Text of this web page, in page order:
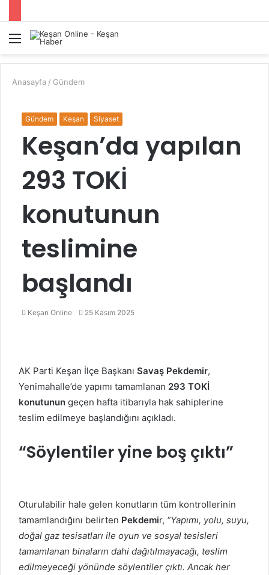
Menü
Anasayfa / Gündem
Gündem Keşan Siyaset
Keşan’da yapılan
293 TOKİ
konutunun
teslimine
başlandı
Keşan Online
Bir 25 Kasım 2025
AK Parti Keşan İlçe Başkanı Savaş Pekdemir,
Yenimahalle’de yapımı tamamlanan 293 TOKİ
konutunun geçen hafta itibarıyla hak sahiplerine
teslim edilmeye başlandığını açıkladı.
“Söylentiler yine boş çıktı”
Oturulabilir hale gelen konutların tüm kontrollerinin
tamamlandığını belirten Pekdemir, “Yapımı, yolu, suyu,
doğal gaz tesisatları ile oyun ve sosyal tesisleri
tamamlanan binaların dahi dağıtılmayacağı, teslim
edilmeyeceği yönünde söylentiler çıktı. Ancak her